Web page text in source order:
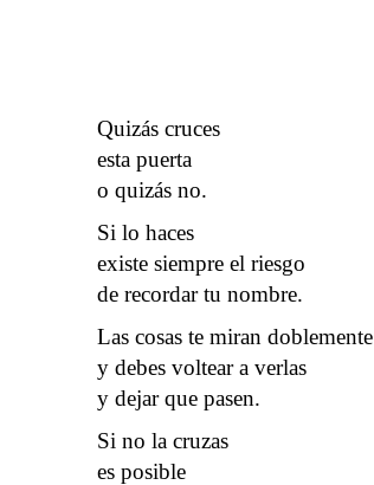
Quizás cruces
esta puerta
o quizás no.
Si lo haces
existe siempre el riesgo
de recordar tu nombre.
Las cosas te miran doblemente
y debes voltear a verlas
y dejar que pasen.
Si no la cruzas
es posible